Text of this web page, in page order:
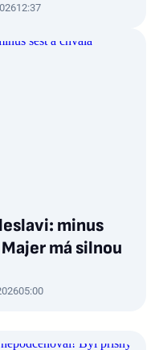
12:37
minus
má silnou
05:00